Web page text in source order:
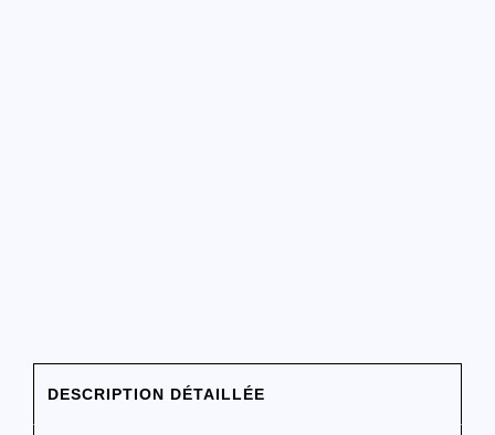
DESCRIPTION DÉTAILLÉE